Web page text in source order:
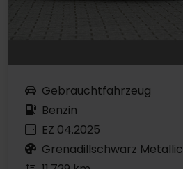
Gebrauchtfahrzeug
Benzin
EZ 04.2025
Grenadillschwarz Metallic